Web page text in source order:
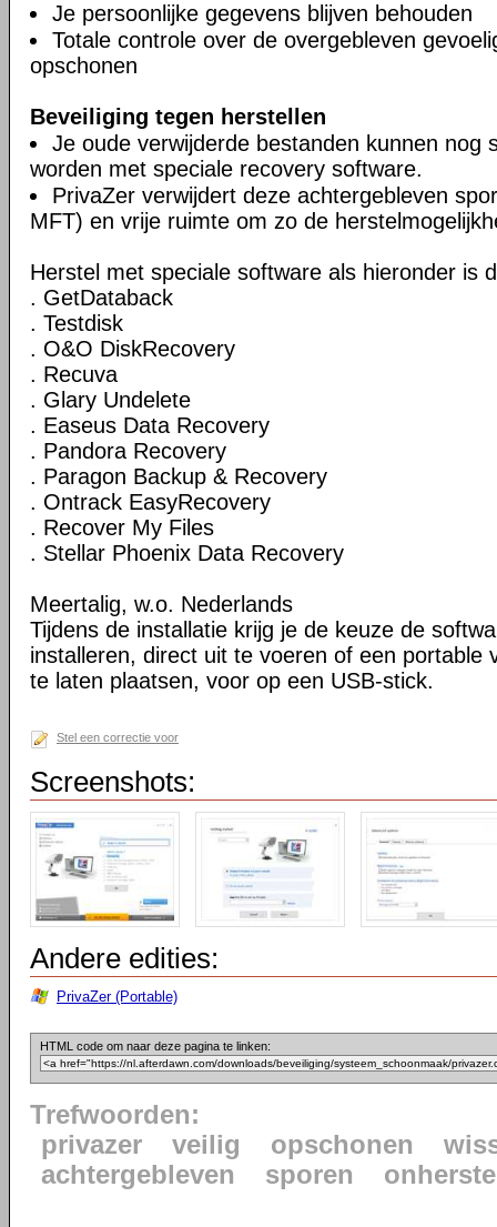
Je persoonlijke gegevens blijven behouden
Totale controle over de overgebleven
opschonen
Beveiliging tegen herstellen
Je oude verwijderde bestanden kunnen nog
worden met speciale recovery software.
PrivaZer verwijdert deze achtergebleven
MFT) en vrije ruimte om zo de
Herstel met speciale software als hieronder is
. GetDataback
. Testdisk
. O&O DiskRecovery
. Recuva
. Glary Undelete
. Easeus Data Recovery
. Pandora Recovery
. Paragon Backup & Recovery
. Ontrack EasyRecovery
. Recover My Files
. Stellar Phoenix Data Recovery
Meertalig, w.o. Nederlands
Tijdens de installatie krijg je de keuze de
installeren, direct uit te voeren of een portable
te laten plaatsen, voor op een USB-stick.
Stel een correctie voor
Screenshots:
Andere edities:
PrivaZer (Portable)
HTML code om naar deze pagina te linken:
Trefwoorden:
privazer
veilig opschonen
achtergebleven
sporen